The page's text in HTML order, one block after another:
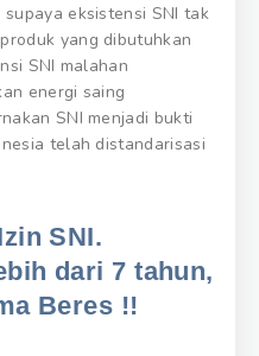
eksistensi SNI tak
yang dibutuhkan
SNI malahan
energi saing
SNI menjadi bukti
telah distandarisasi
SNI.
dari 7 tahun,
Beres !!